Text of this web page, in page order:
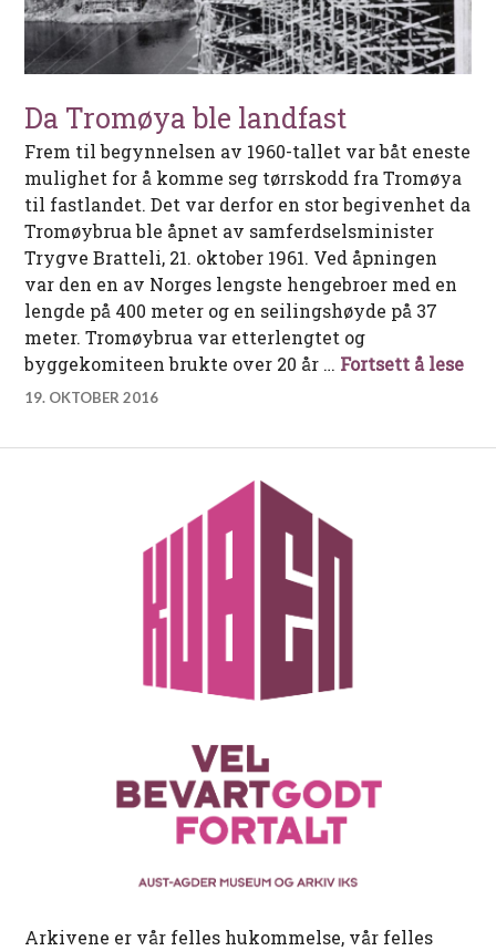
Da Tromøya ble landfast
Frem til begynnelsen av 1960-tallet var båt eneste
mulighet for å komme seg tørrskodd fra Tromøya
til fastlandet. Det var derfor en stor begivenhet da
Tromøybrua ble åpnet av samferdselsminister
Trygve Bratteli, 21. oktober 1961. Ved åpningen
var den en av Norges lengste hengebroer med en
lengde på 400 meter og en seilingshøyde på 37
meter. Tromøybrua var etterlengtet og
byggekomiteen brukte over 20 år … Fortsett å leseDa
19. OKTOBER 2016
Arkivene er vår felles hukommelse, vår felles